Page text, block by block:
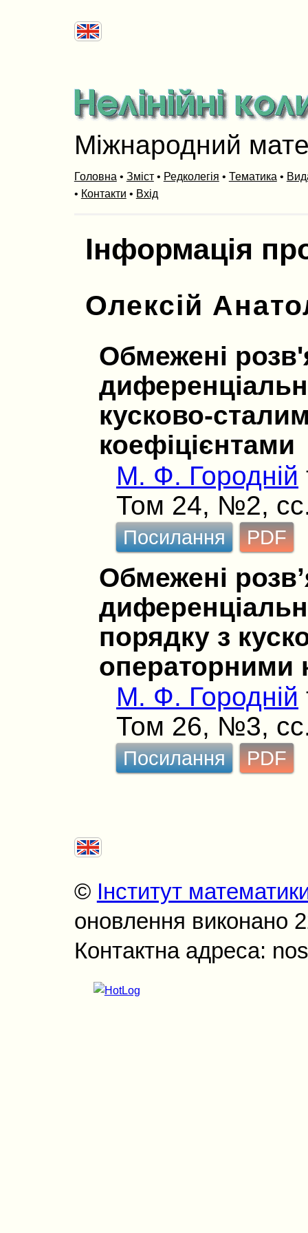
Міжнародний
Головна • Зміст• Редколегія • Тематика •
• Контакти • Вхід
Інформація
Олексій
Обмежені
кусково-
коефіцієнтами
М. Ф. Городній
Том 24, №2,
Посилання PDF
Обмежені
порядку з
операторними
М. Ф. Городній
Том 26, №3,
Посилання PDF
© Інститут
оновлення виконано
Контактна адреса: